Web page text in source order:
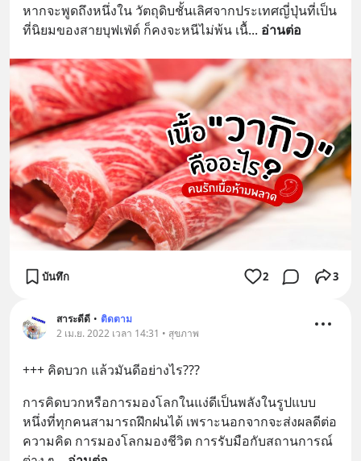
หากจะพูดถึงหนึ่งใน วัตถุดิบชั้นเลิศจากประเทศญี่ปุ่นที่เป็น
ที่นิยมของสายบุฟเฟ่ต์ ก็คงจะหนีไม่พ้น เนื้... อ่านต่อ
บันทึก 2 3
สาระดีดี • ติดตาม
2 เม.ย. 2022 เวลา 14:31 • สุขภาพ
+++ คิดบวก แล้วมันดีอย่างไร???
การคิดบวกหรือการมองโลกในแง่ดีเป็นพลังในรูปแบบ
หนึ่งที่ทุกคนสามารถฝึกฝนได้ เพราะนอกจากจะส่งผลดีต่อ
ความคิด การมองโลกมองชีวิต การรับมือกับสถานการณ์